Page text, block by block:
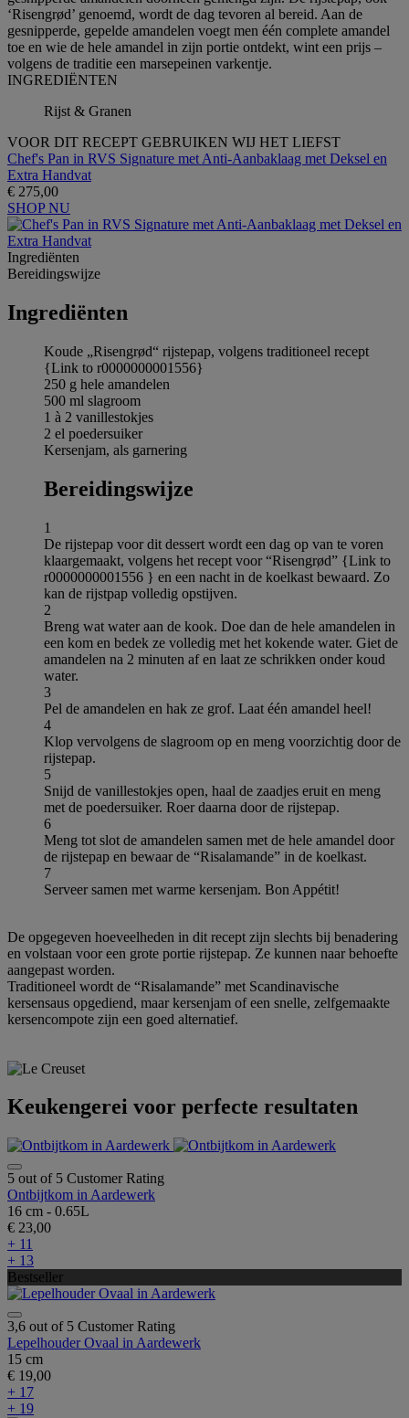
‘Risengrød’ genoemd, wordt de dag tevoren al bereid. Aan de
gesnipperde, gepelde amandelen voegt men één complete amandel
toe en wie de hele amandel in zijn portie ontdekt, wint een prijs –
volgens de traditie een marsepeinen varkentje.
INGREDIЁNTEN
Rijst & Granen
VOOR DIT RECEPT GEBRUIKEN WIJ HET LIEFST
Chef's Pan in RVS Signature met Anti-Aanbaklaag met Deksel en
Extra Handvat
€ 275,00
SHOP NU
Ingrediёnten
Bereidingswijze
Ingrediёnten
Koude „Risengrød“ rijstepap, volgens traditioneel recept
{Link to r0000000001556}
250 g hele amandelen
500 ml slagroom
1 à 2 vanillestokjes
2 el poedersuiker
Kersenjam, als garnering
Bereidingswijze
1
De rijstepap voor dit dessert wordt een dag op van te voren
klaargemaakt, volgens het recept voor “Risengrød” {Link to
r0000000001556 } en een nacht in de koelkast bewaard. Zo
kan de rijstpap volledig opstijven.
2
Breng wat water aan de kook. Doe dan de hele amandelen in
een kom en bedek ze volledig met het kokende water. Giet de
amandelen na 2 minuten af en laat ze schrikken onder koud
water.
3
Pel de amandelen en hak ze grof. Laat één amandel heel!
4
Klop vervolgens de slagroom op en meng voorzichtig door de
rijstepap.
5
Snijd de vanillestokjes open, haal de zaadjes eruit en meng
met de poedersuiker. Roer daarna door de rijstepap.
6
Meng tot slot de amandelen samen met de hele amandel door
de rijstepap en bewaar de “Risalamande” in de koelkast.
7
Serveer samen met warme kersenjam. Bon Appétit!
De opgegeven hoeveelheden in dit recept zijn slechts bij benadering
en volstaan voor een grote portie rijstepap. Ze kunnen naar behoefte
aangepast worden.
Traditioneel wordt de “Risalamande” met Scandinavische
kersensaus opgediend, maar kersenjam of een snelle, zelfgemaakte
kersencompote zijn een goed alternatief.
Keukengerei voor perfecte resultaten
5 out of 5 Customer Rating
Ontbijtkom in Aardewerk
16 cm - 0.65L
€ 23,00
+ 11
+ 13
Bestseller
3,6 out of 5 Customer Rating
Lepelhouder Ovaal in Aardewerk
15 cm
€ 19,00
+ 17
+ 19